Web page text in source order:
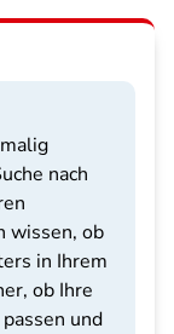
nach
wissen, ob
in Ihrem
ob Ihre
und